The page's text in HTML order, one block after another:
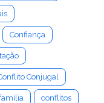
Confiança
Conjugal
conflitos